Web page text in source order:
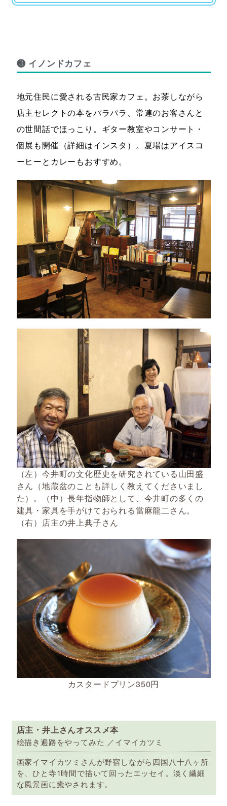
❸ イノンドカフェ
地元住民に愛される古民家カフェ。お茶しながら
店主セレクトの本をパラパラ、常連のお客さんと
の世間話でほっこり。ギター教室やコンサート・
個展も開催（詳細はインスタ）。夏場はアイスコ
ーヒーとカレーもおすすめ。
（左）今井町の文化歴史を研究されている山田盛
さん（地蔵盆のことも詳しく教えてくださいまし
た）。（中）長年指物師として、今井町の多くの
建具・家具を手がけておられる當麻龍二さん。
（右）店主の井上典子さん
カスタードプリン350円
店主・井上さんオススメ本
絵描き遍路をやってみた ／イマイカツミ
画家イマイカツミさんが野宿しながら四国八十八ヶ所
を、ひと寺1時間で描いて回ったエッセイ。淡く繊細
な風景画に癒やされます。